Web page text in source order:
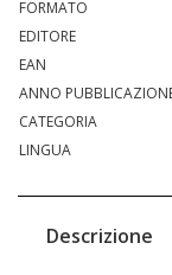
FORMATO
EDITORE
EAN
ANNO
CATEGORIA
LINGUA
Descrizione